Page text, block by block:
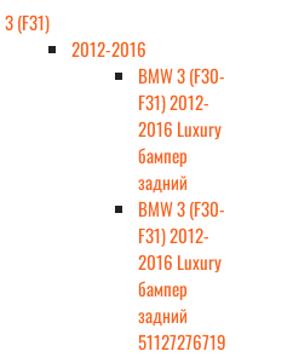
3 (F31)
2012-2016
BMW 3 (F30-
F31) 2012-
2016 Luxury
бампер
задний
BMW 3 (F30-
F31) 2012-
2016 Luxury
бампер
задний
51127276719